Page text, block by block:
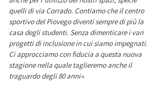
quelli di via Corrado. Contiamo che il centro
sportivo del Piovego diventi sempre di più la
casa degli studenti. Senza dimenticare i vari
progetti di inclusione in cui siamo impegnati.
Ci approcciamo con fiducia a questa nuova
stagione nella quale taglieremo anche il
traguardo degli 80 anni».